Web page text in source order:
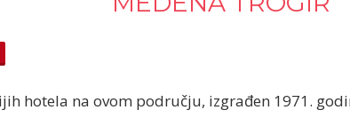
hotela na ovom području, izgrađen 1971.